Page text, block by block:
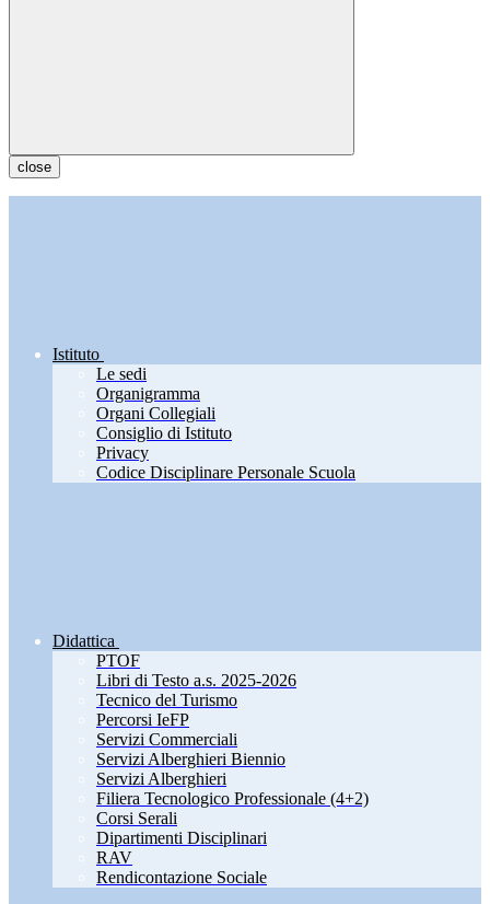
close
Istituto
Le sedi
Organigramma
Organi Collegiali
Consiglio di Istituto
Privacy
Codice Disciplinare Personale Scuola
Didattica
PTOF
Libri di Testo a.s. 2025-2026
Tecnico del Turismo
Percorsi IeFP
Servizi Commerciali
Servizi Alberghieri Biennio
Servizi Alberghieri
Filiera Tecnologico Professionale (4+2)
Corsi Serali
Dipartimenti Disciplinari
RAV
Rendicontazione Sociale